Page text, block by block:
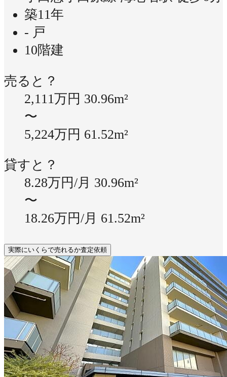
築11年
- 戸
10階建
売ると？
2,111万円 30.96m²
〜
5,224万円 61.52m²
貸すと？
8.28万円/月 30.96m²
〜
18.26万円/月 61.52m²
実際にいくらで売れるか査定依頼